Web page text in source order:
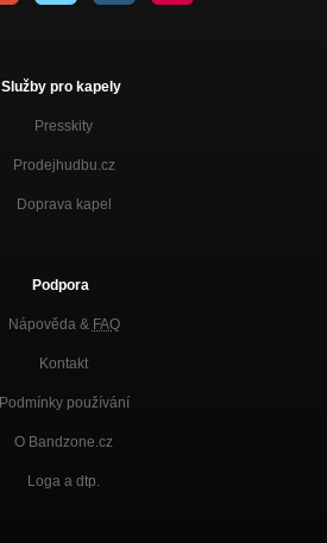
Služby pro kapely
Presskity
Prodejhudbu.cz
Doprava kapel
Podpora
Nápověda & FAQ
Kontakt
Podmínky používání
O Bandzone.cz
Loga a dtp.